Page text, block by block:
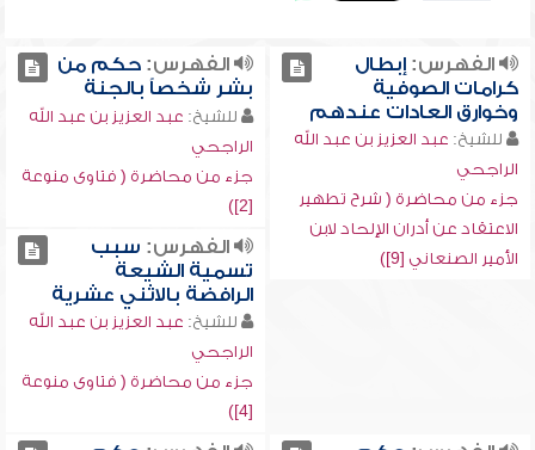
الفهرس:إبطال
كرامات الصوفية
وخوارق العادات عندهم
للشيخ: عبد العزيز بن عبد الله
الراجحي
جزء من محاضرة ( شرح تطهير
الاعتقاد عن أدران الإلحاد لابن
الأمير الصنعاني [9])
الفهرس:حكم من
بشر شخصاً بالجنة
للشيخ: عبد العزيز بن عبد الله
الراجحي
جزء من محاضرة ( فتاوى منوعة
[2])
الفهرس: سبب
تسمية الشيعة
الرافضة بالاثني عشرية
للشيخ: عبد العزيز بن عبد الله
الراجحي
جزء من محاضرة ( فتاوى منوعة
[4])